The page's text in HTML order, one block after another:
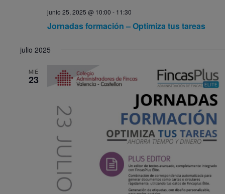
junio 25, 2025 @ 10:00 - 11:30
Jornadas formación – Optimiza tus tareas
julio 2025
MIÉ
23